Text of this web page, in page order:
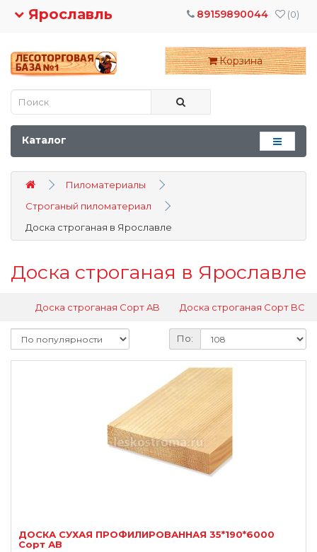
Ярославль (0)
89159890044
Корзина
Каталог
Пиломатериалы
Строганый пиломатериал
Доска строганая в Ярославле
Доска строганая в Ярославле
Доска строганая Сорт AB Доска строганая Сорт BC
По:
ДОСКА СУХАЯ ПРОФИЛИРОВАННАЯ 35*190*6000
Сорт АВ